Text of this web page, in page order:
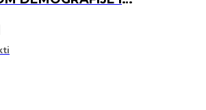
IGRALIŠTA U DV
POZORCU